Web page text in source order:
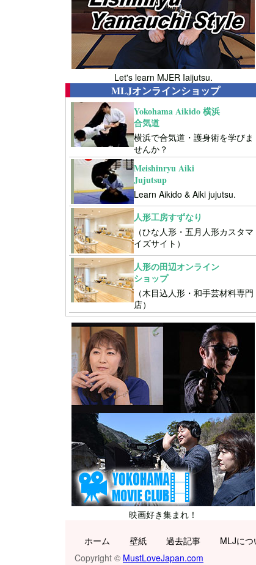
Let's learn MJER Iaijutsu.
MLJオンラインショップ
Yokohama Aikido 横浜
合気道
横浜で合気道・護身術を学びま
せんか？
Meishinryu Aiki
Jujutsup
Learn Aikido & Aiki jujutsu.
人形工房すずなり
（ひな人形・五月人形カスタマ
イズサイト）
人形の田辺オンライン
ショップ
（木目込人形・和手芸材料専門
店）
映画好き集まれ！
ホーム 壁紙 過去記事 MLJにつ
Copyright © MustLoveJapan.com